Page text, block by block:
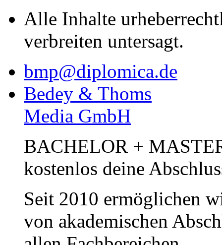
Alle Inhalte
verbreiten untersagt.
bmp@diplomica.de
Bedey & Thoms
Media GmbH
BACHELOR +
kostenlos deine
Seit 2010 ermöglichen
von akademischen